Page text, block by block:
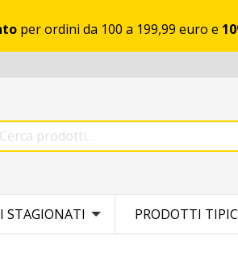
per ordini da 100 a 199,99 euro e
STAGIONATI PRODOTTI